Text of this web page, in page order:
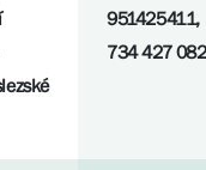
951425411,
734 427 082